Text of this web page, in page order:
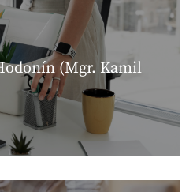
(Mgr. Kamil